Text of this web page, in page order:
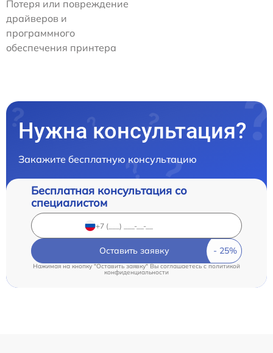
Потеря или повреждение
драйверов и
программного
обеспечения принтера
Нужна консультация?
Закажите бесплатную консультацию
Бесплатная консультация со
специалистом
Оставить заявку
Нажимая на кнопку "Оставить заявку" Вы соглашаетесь c политикой
конфиденциальности